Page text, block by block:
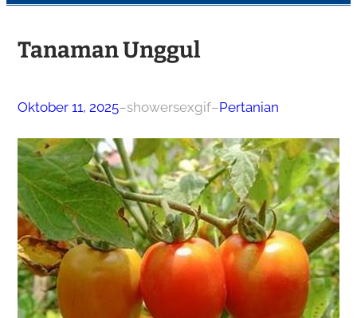
Tanaman Unggul
Oktober 11, 2025–showersexgif–Pertanian